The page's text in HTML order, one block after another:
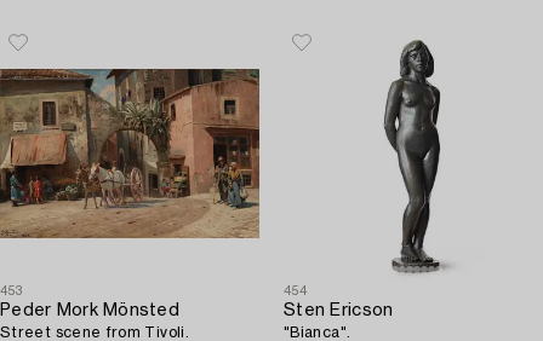
453
Peder Mork Mönsted
Street scene from Tivoli.
454
Sten Ericson
"Bianca".